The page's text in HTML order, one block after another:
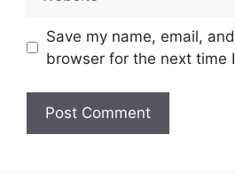
Save my name, email,
browser for the next time